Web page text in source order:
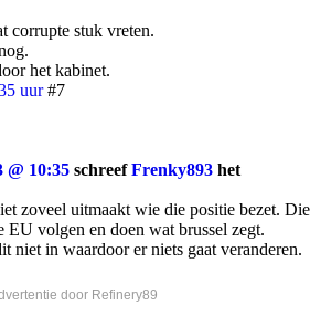
corrupte stuk vreten.
het kabinet.
uur #7
@ 10:35 schreefFrenky893 het
zoveel uitmaakt wie die positie bezet. Die
EU volgen en doen wat brussel zegt.
niet in waardoor er niets gaat veranderen.
door Refinery89